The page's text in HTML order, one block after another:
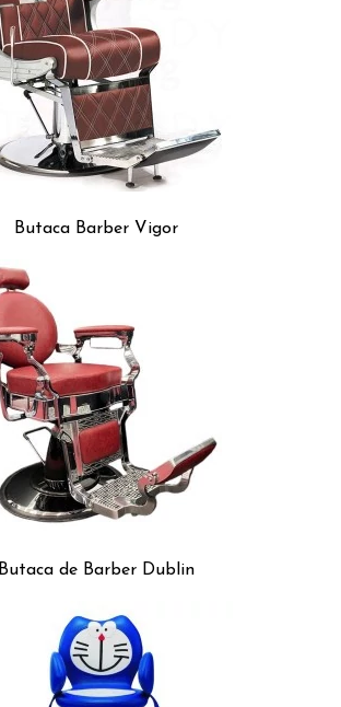
Butaca Barber Vigor
Butaca de Barber Dublin